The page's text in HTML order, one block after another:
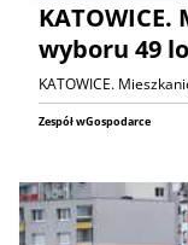
wyboru 49
KATOWICE.
Zespół wGospodarce